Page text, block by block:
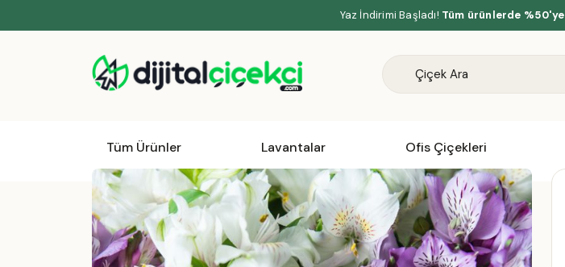
Yaz İndirimi Başladı! Tüm ürünlerde %50'ye
Tüm Ürünler Lavantalar Ofis Çiçekleri